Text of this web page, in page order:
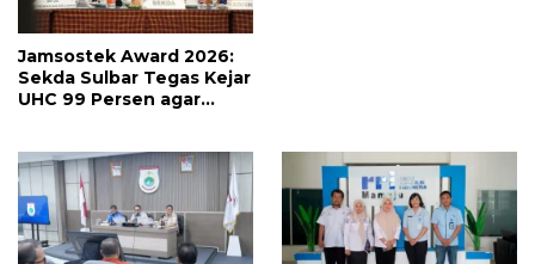
Jamsostek Award 2026:
Sekda Sulbar Tegas Kejar
UHC 99 Persen agar
Perlindungannya